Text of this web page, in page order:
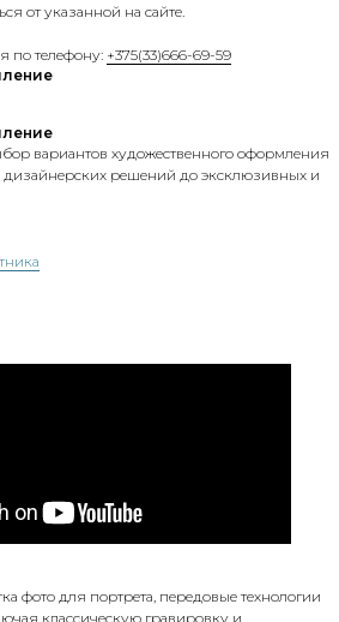
от указанной на сайте.
по телефону: +375(33)666-69-59
вариантов художественного оформления
дизайнерских решений до эксклюзивных и
фото для портрета, передовые технологии
классическую гравировку и